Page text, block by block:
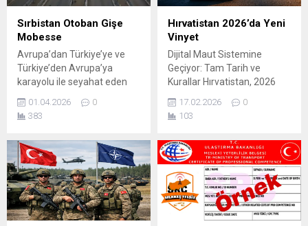
belirtilmişti. Bugün ise
beklenen eylem gerçekleşti.
Kapıkule Sınır Kapısı’nda
yaşadıkları sorunları dile
getirerek yetkililere çağrıda
bulundu. Sınır kapısında
uzun süre beklediklerini
belirten...
gösteren sürücüler ve
transport camiası, 7 Nisan
2026 Salı günü saat 14:00’te
Kapıkule’de bir araya
gelmeye hazırlanıyor.
Yapılan çağrıya...
Sırbistan Otoban Gişe
Mobesse
Avrupa’dan Türkiye’ye ve
Türkiye’den Avrupa’ya
karayolu ile seyahat eden
için önemli bir bilgilendirme .
Sılakeş Telsiz Sırbistan
MOBESE kameraları artık
sürücülerin hizmetine
sundu. Bu sistem sayesinde
yol durumunu önceden
görmek, trafik yoğunluğunu
takip etmek ve güvenli sürüş
01.04.2026
0
383
Hırvatistan 2026’da Yeni
Vinyet
Dijital Maut Sistemine
Geçiyor: Tam Tarih ve
Kurallar Hırvatistan, 2026
köklü şekilde dönüştürüyor.
Ülke şu anda gişelerde elle
edilen klasik mesafe-bazlı
ücret sistemini dijital vinyet /
elektronik ücret (e-toll)
sistemine dönüştürmeyi
planlıyor. Bu değişim,
özellikle Türkiye ve Avrupa
17.02.2026
0
103